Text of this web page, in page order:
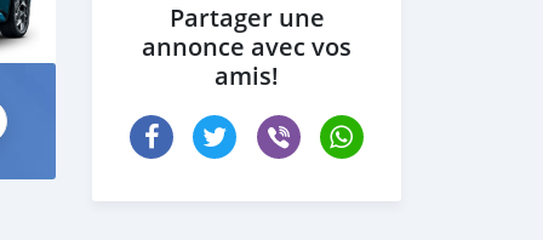
Partager une
annonce avec vos
amis!